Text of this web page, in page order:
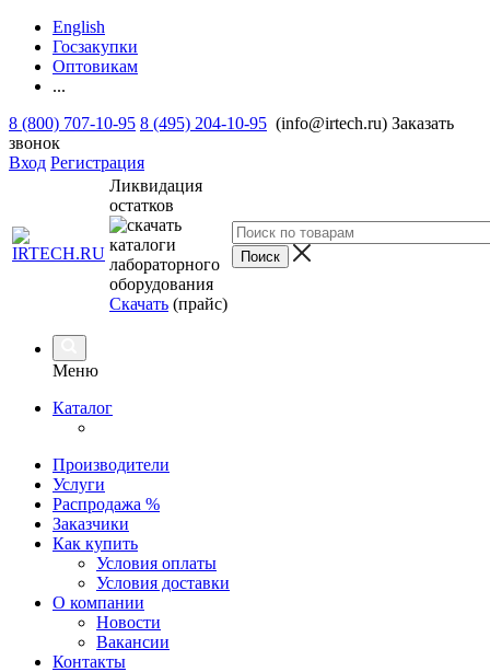
English
Госзакупки
Оптовикам
...
8 (800) 707-10-95 8 (495) 204-10-95 (info@irtech.ru) Заказать
звонок
Вход Регистрация
Ликвидация
остатков
Скачать (прайс)
Меню
Каталог
Производители
Услуги
Распродажа %
Заказчики
Как купить
Условия оплаты
Условия доставки
О компании
Новости
Вакансии
Контакты